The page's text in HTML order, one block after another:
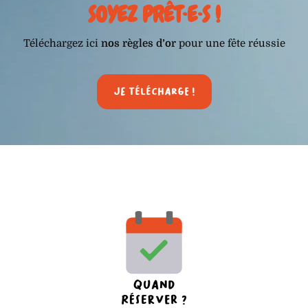
SOYEZ PRÊT·E·S !
Téléchargez ici nos règles d’orpour une fête réussie
Je télécharge !